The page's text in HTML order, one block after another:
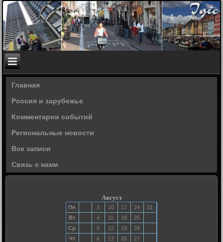
Главная
Россия и зарубежье
Комментарии событий
Региональные новости
Все записи
Связь с нами
Август
Пн 3 10 17 24
31
Вт
4 11 18
25
Ср
5 12 19
26
Чт
6 13 20
27